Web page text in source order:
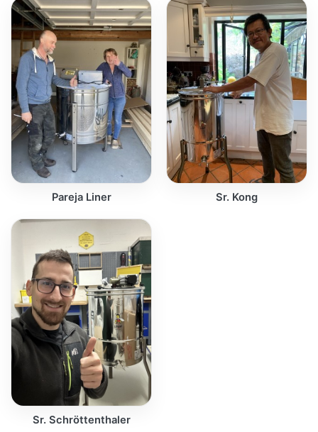
Pareja Liner Sr. Kong
Sr. Schröttenthaler